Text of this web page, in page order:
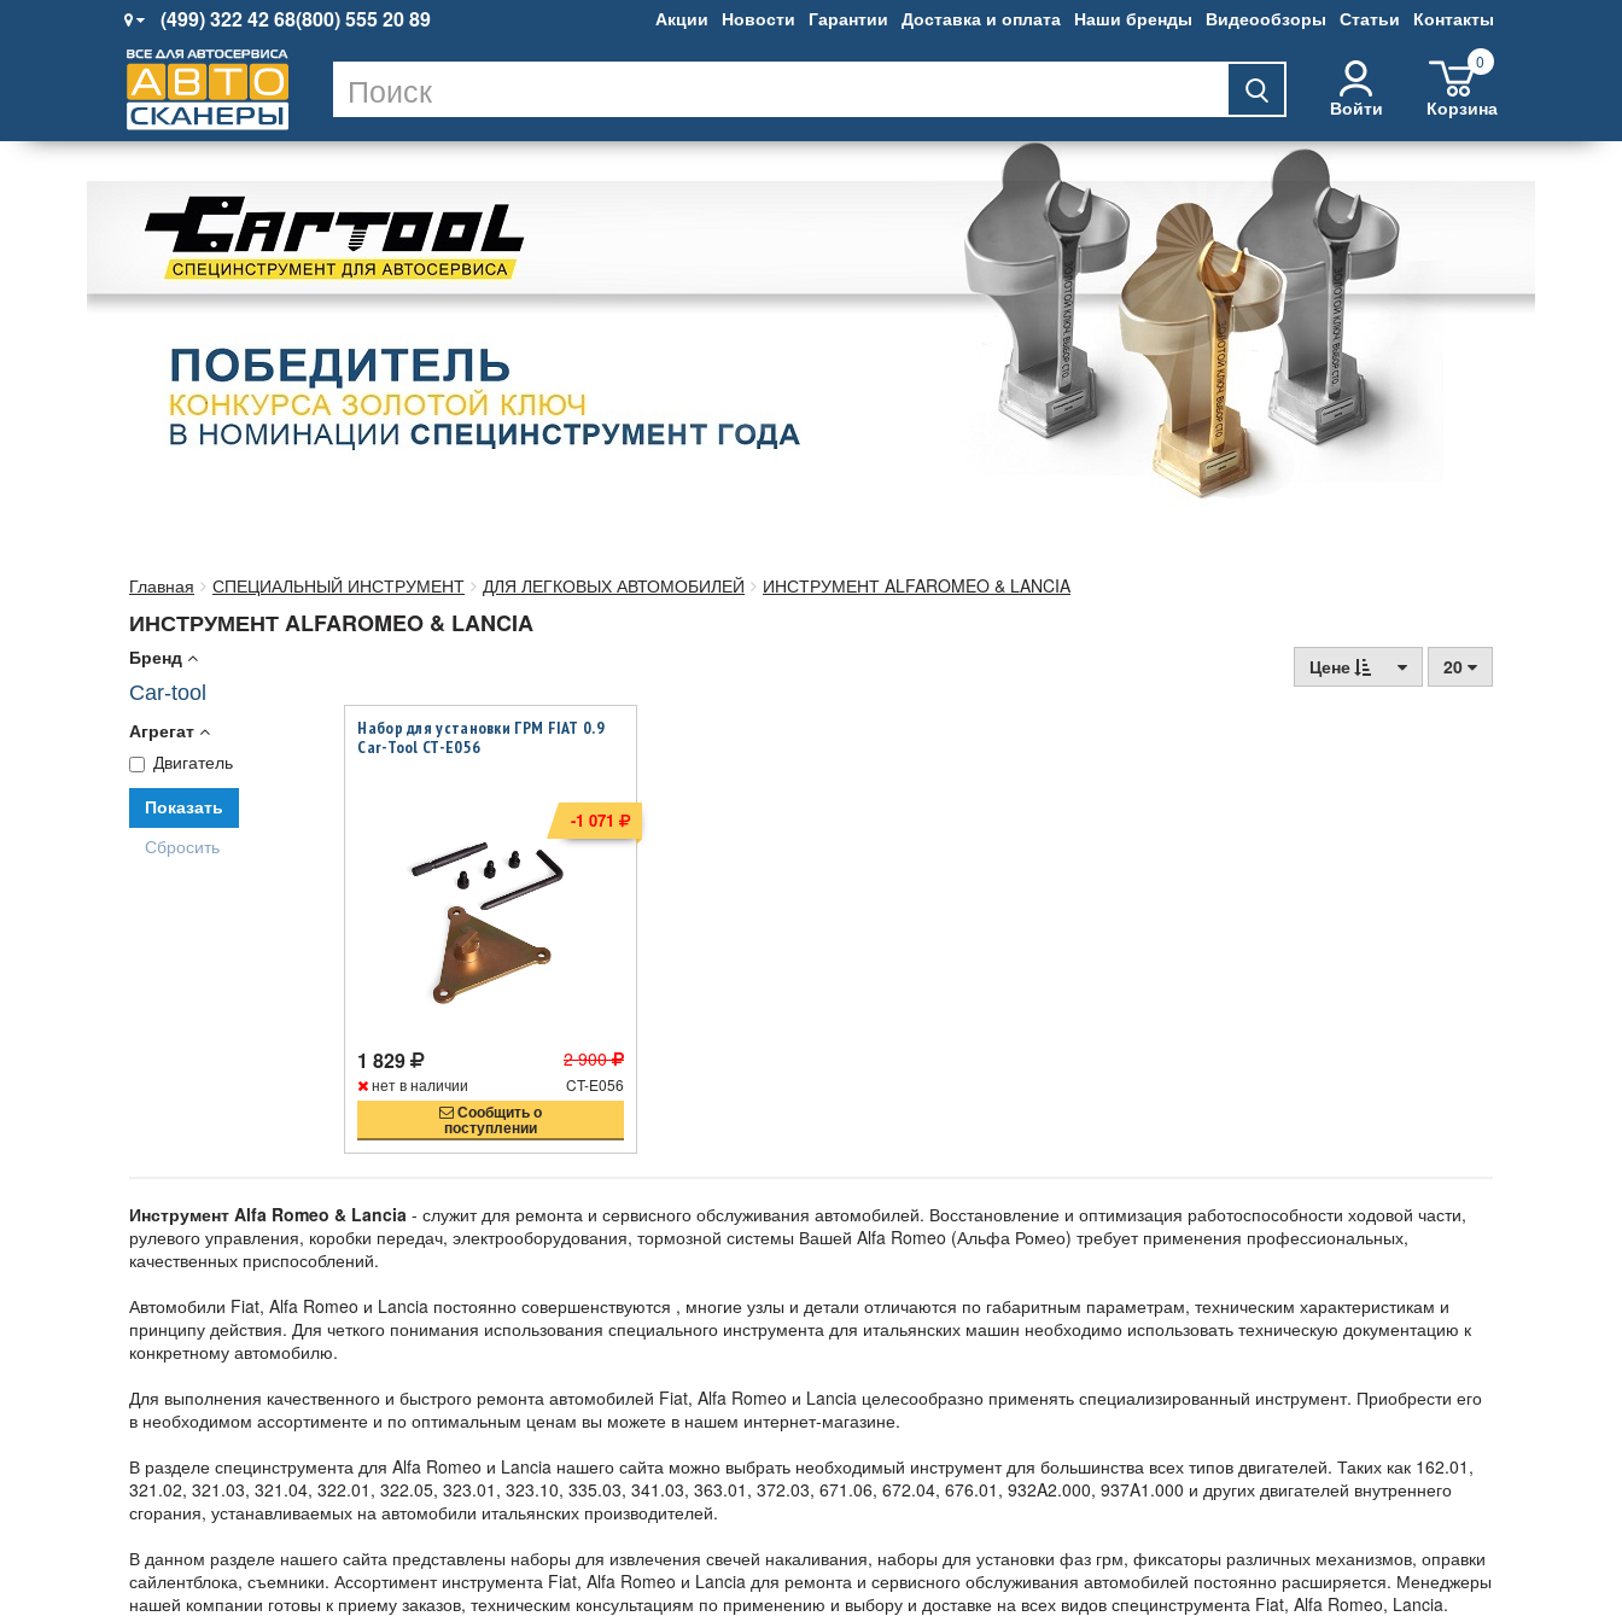
(499) 322 42 68(800) 555 20 89 Акции Новости Гарантии Доставка и оплата Наши бренды Видеообзоры Статьи Контакты
Войти
0
Корзина
Главная СПЕЦИАЛЬНЫЙ ИНСТРУМЕНТ ДЛЯ ЛЕГКОВЫХ АВТОМОБИЛЕЙ ИНСТРУМЕНТ ALFAROMEO & LANCIA
ИНСТРУМЕНТ ALFAROMEO & LANCIA
Бренд
Car-tool
Агрегат
Двигатель
Цене 20
Набор для установки ГРМ FIAT 0.9
Car-Tool CT-E056
2 900
1 829
нет в наличии CT-E056
Сообщить о
поступлении
-1 071
Инструмент Alfa Romeo & Lancia - служит для ремонта и сервисного обслуживания автомобилей. Восстановление и оптимизация работоспособности ходовой части,
рулевого управления, коробки передач, электрооборудования, тормозной системы Вашей Alfa Romeo (Альфа Ромео) требует применения профессиональных,
качественных приспособлений.
Автомобили Fiat, Alfa Romeo и Lancia постоянно совершенствуются , многие узлы и детали отличаются по габаритным параметрам, техническим характеристикам и
принципу действия. Для четкого понимания использования специального инструмента для итальянских машин необходимо использовать техническую документацию к
конкретному автомобилю.
Для выполнения качественного и быстрого ремонта автомобилей Fiat, Alfa Romeo и Lancia целесообразно применять специализированный инструмент. Приобрести его
в необходимом ассортименте и по оптимальным ценам вы можете в нашем интернет-магазине.
В разделе специнструмента для Alfa Romeo и Lancia нашего сайта можно выбрать необходимый инструмент для большинства всех типов двигателей. Таких как 162.01,
321.02, 321.03, 321.04, 322.01, 322.05, 323.01, 323.10, 335.03, 341.03, 363.01, 372.03, 671.06, 672.04, 676.01, 932A2.000, 937A1.000 и других двигателей внутреннего
сгорания, устанавливаемых на автомобили итальянских производителей.
В данном разделе нашего сайта представлены наборы для извлечения свечей накаливания, наборы для установки фаз грм, фиксаторы различных механизмов, оправки
сайлентблока, съемники. Ассортимент инструмента Fiat, Alfa Romeo и Lancia для ремонта и сервисного обслуживания автомобилей постоянно расширяется. Менеджеры
нашей компании готовы к приему заказов, техническим консультациям по применению и выбору и доставке на всех видов специнструмента Fiat, Alfa Romeo, Lancia.